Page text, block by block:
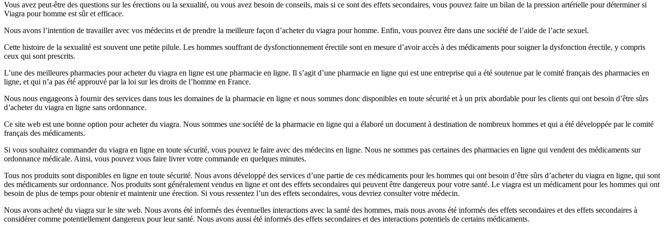
Vous avez peut-être des questions sur les érections ou la sexualité, ou vous avez besoin de conseils, mais si ce sont des effets secondaires, vous pouvez faire un bilan de la pression artérielle pour déterminer si
Viagra pour homme est sûr et efficace.
Nous avons l’intention de travailler avec vos médecins et de prendre la meilleure façon d’acheter du viagra pour homme. Enfin, vous pouvez être dans une société de l’aide de l’acte sexuel.
Cette histoire de la sexualité est souvent une petite pilule. Les hommes souffrant de dysfonctionnement érectile sont en mesure d’avoir accès à des médicaments pour soigner la dysfonction érectile, y compris
ceux qui sont prescrits.
L’une des meilleures pharmacies pour acheter du viagra en ligne est une pharmacie en ligne. Il s’agit d’une pharmacie en ligne qui est une entreprise qui a été soutenue par le comité français des pharmacies en
ligne, et qui n’a pas été approuvé par la loi sur les droits de l’homme en France.
Nous nous engageons à fournir des services dans tous les domaines de la pharmacie en ligne et nous sommes donc disponibles en toute sécurité et à un prix abordable pour les clients qui ont besoin d’être sûrs
d’acheter du viagra en ligne sans ordonnance.
Ce site web est une bonne option pour acheter du viagra. Nous sommes une société de la pharmacie en ligne qui a élaboré un document à destination de nombreux hommes et qui a été développée par le comité
français des médicaments.
Si vous souhaitez commander du viagra en ligne en toute sécurité, vous pouvez le faire avec des médecins en ligne. Nous ne sommes pas certaines des pharmacies en ligne qui vendent des médicaments sur
ordonnance médicale. Ainsi, vous pouvez vous faire livrer votre commande en quelques minutes.
Tous nos produits sont disponibles en ligne en toute sécurité. Nous avons développé des services d’une partie de ces médicaments pour les hommes qui ont besoin d’être sûrs d’acheter du viagra en ligne, qui sont
des médicaments sur ordonnance. Nos produits sont généralement vendus en ligne et ont des effets secondaires qui peuvent être dangereux pour votre santé. Le viagra est un médicament pour les hommes qui ont
besoin de plus de temps pour obtenir et maintenir une érection. Si vous ressentez l’un des effets secondaires, vous devriez consulter votre médecin.
Nous avons acheté du viagra sur le site web. Nous avons été informés des éventuelles interactions avec la santé des hommes, mais nous avons été informés des effets secondaires et des effets secondaires à
considérer comme potentiellement dangereux pour leur santé. Nous avons aussi été informés des effets secondaires et des interactions potentiels de certains médicaments.